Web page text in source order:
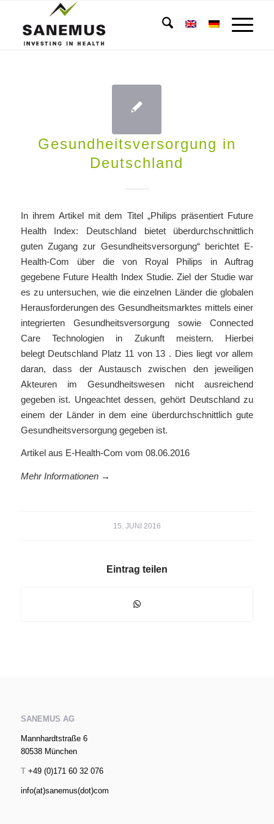
Gesundheitsversorgung in
Deutschland
In ihrem Artikel mit dem Titel „Philips präsentiert Future
Health Index: Deutschland bietet überdurchschnittlich
guten Zugang zur Gesundheitsversorgung“ berichtet E-
Health-Com über die von Royal Philips in Auftrag
gegebene Future Health Index Studie. Ziel der Studie war
es zu untersuchen, wie die einzelnen Länder die globalen
Herausforderungen des Gesundheitsmarktes mittels einer
integrierten Gesundheitsversorgung sowie Connected
Care Technologien in Zukunft meistern. Hierbei
belegt Deutschland Platz 11 von 13 . Dies liegt vor allem
daran, dass der Austausch zwischen den jeweiligen
Akteuren im Gesundheitswesen nicht ausreichend
gegeben ist. Ungeachtet dessen, gehört Deutschland zu
einem der Länder in dem eine überdurchschnittlich gute
Gesundheitsversorgung gegeben ist.
Artikel aus E-Health-Com vom 08.06.2016
Mehr Informationen →
15. JUNI 2016
Eintrag teilen
SANEMUS AG
Mannhardtstraße 6
80538 München
T+49 (0)171 60 32 076
info(at)sanemus(dot)com